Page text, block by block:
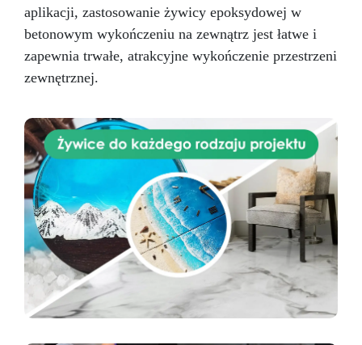
aplikacji, zastosowanie żywicy epoksydowej w
betonowym wykończeniu na zewnątrz jest łatwe i
zapewnia trwałe, atrakcyjne wykończenie przestrzeni
zewnętrznej.